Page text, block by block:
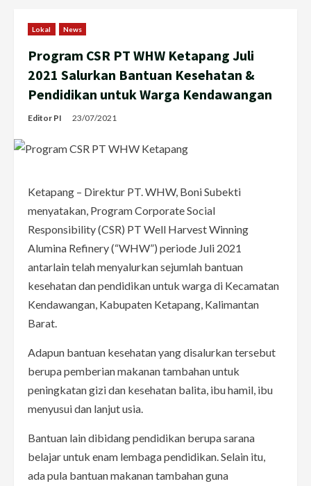
Lokal News
Program CSR PT WHW Ketapang Juli
2021 Salurkan Bantuan Kesehatan &
Pendidikan untuk Warga Kendawangan
Editor PI 23/07/2021
Ketapang – Direktur PT. WHW, Boni Subekti
menyatakan, Program Corporate Social
Responsibility (CSR) PT Well Harvest Winning
Alumina Refinery (“WHW”) periode Juli 2021
antarlain telah menyalurkan sejumlah bantuan
kesehatan dan pendidikan untuk warga di Kecamatan
Kendawangan, Kabupaten Ketapang, Kalimantan
Barat.
Adapun bantuan kesehatan yang disalurkan tersebut
berupa pemberian makanan tambahan untuk
peningkatan gizi dan kesehatan balita, ibu hamil, ibu
menyusui dan lanjut usia.
Bantuan lain dibidang pendidikan berupa sarana
belajar untuk enam lembaga pendidikan. Selain itu,
ada pula bantuan makanan tambahan guna